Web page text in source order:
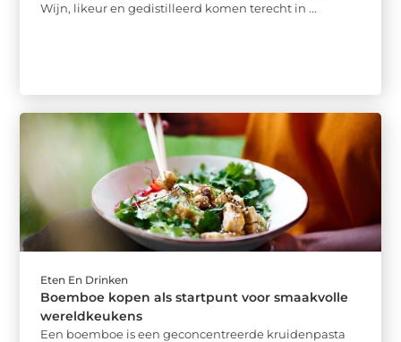
Wijn, likeur en gedistilleerd komen terecht in ...
Eten En Drinken
Boemboe kopen als startpunt voor smaakvolle
wereldkeukens
Een boemboe is een geconcentreerde kruidenpasta